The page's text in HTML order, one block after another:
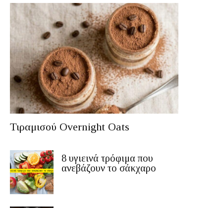
Τιραμισού Overnight Oats
8 υγιεινά τρόφιμα που
ανεβάζουν το σάκχαρο